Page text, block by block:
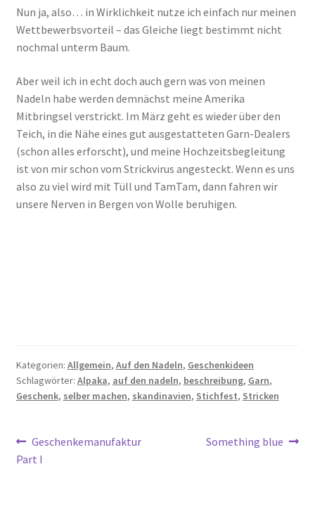
Nun ja, also… in Wirklichkeit nutze ich einfach nur meinen
Wettbewerbsvorteil – das Gleiche liegt bestimmt nicht
nochmal unterm Baum.
Aber weil ich in echt doch auch gern was von meinen
Nadeln habe werden demnächst meine Amerika
Mitbringsel verstrickt. Im März geht es wieder über den
Teich, in die Nähe eines gut ausgestatteten Garn-Dealers
(schon alles erforscht), und meine Hochzeitsbegleitung
ist von mir schon vom Strickvirus angesteckt. Wenn es uns
also zu viel wird mit Tüll und TamTam, dann fahren wir
unsere Nerven in Bergen von Wolle beruhigen.
Kategorien: Allgemein, Auf den Nadeln, Geschenkideen
Schlagwörter: Alpaka, auf den nadeln, beschreibung, Garn,
Geschenk, selber machen, skandinavien, Stichfest, Stricken
Beitragsnavigation
Vorheriger
Beitrag:
Geschenkemanufaktur
Part I
Nächster
Something blue